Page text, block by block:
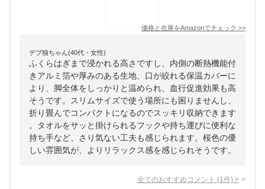
価格と在庫をAmazonでチェック >>
デブ猫ちゃん(40代・女性)
ふくらはぎまで浸かれる高さですし、内側の断熱機能付
きアルミ箔や厚みのある生地、口が絞れる保温カバーに
より、脚全体をしっかりと温められ、血行促進効果も高
そうです。スリムサイズで使う場所にも困りませんし、
折り畳んでコンパクトになるのでスッキリ収納できます
。タオルをサッと掛けられるフックや持ち運びに便利な
持ち手など、さり気ない工夫も感じられます。桜色の優
しい雰囲気が、よりリラックス感を感じられそうです。
全てのおすすめコメント (1 件) >